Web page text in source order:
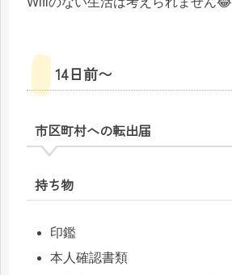
14日前〜
市区町村への転出届
持ち物
印鑑
本人確認書類